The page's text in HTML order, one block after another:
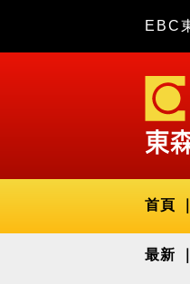
EBC
首頁
最新